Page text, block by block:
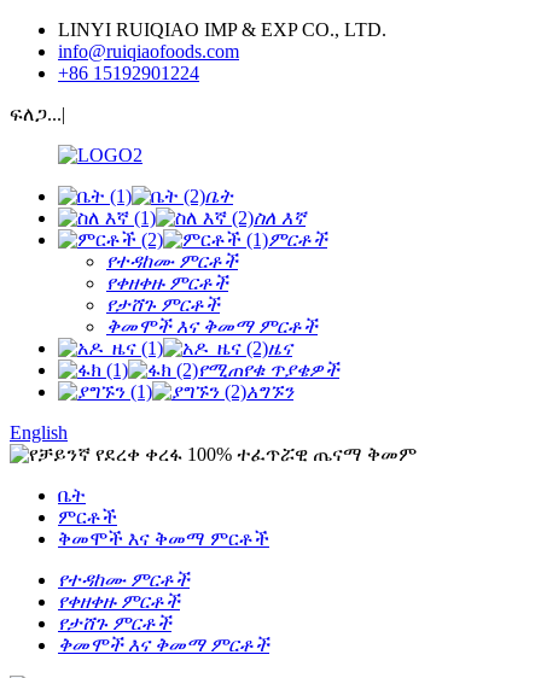
LINYI RUIQIAO IMP & EXP CO., LTD.
info@ruiqiaofoods.com
+86 15192901224
ፍለጋ...|
ቤት
ስለ እኛ
ምርቶች
የተዳከሙ ምርቶች
የቀዘቀዙ ምርቶች
የታሸጉ ምርቶች
ቅመሞች እና ቅመማ ምርቶች
ዜና
የሚጠየቁ ጥያቄዎች
አግኙን
English
ቤት
ምርቶች
ቅመሞች እና ቅመማ ምርቶች
የተዳከሙ ምርቶች
የቀዘቀዙ ምርቶች
የታሸጉ ምርቶች
ቅመሞች እና ቅመማ ምርቶች